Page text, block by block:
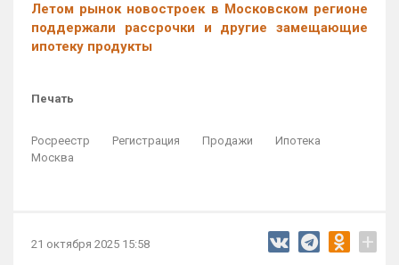
Летом рынок новостроек в Московском регионе
поддержали рассрочки и другие замещающие
ипотеку продукты
Печать
Росреестр Регистрация Продажи
Ипотека
Москва
21 октября 2025 15:58 +